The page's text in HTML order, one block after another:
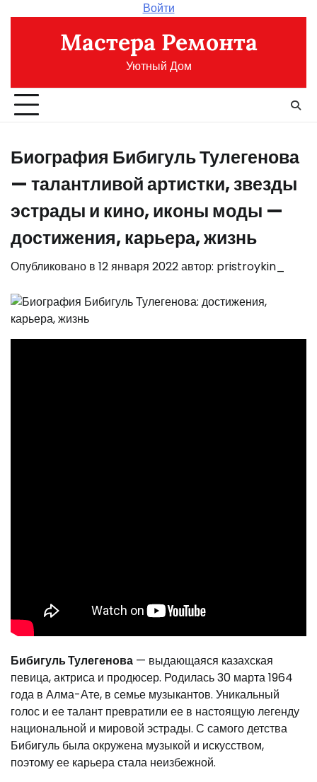
содержимому
Войти
Мастера Ремонта
Уютный Дом
Биография Бибигуль Тулегенова
— талантливой артистки, звезды
эстрады и кино, иконы моды —
достижения, карьера, жизнь
Опубликовано в 12 января 2022автор: pristroykin_
Бибигуль Тулегенова — выдающаяся казахская
певица, актриса и продюсер. Родилась 30 марта 1964
года в Алма-Ате, в семье музыкантов. Уникальный
голос и ее талант превратили ее в настоящую легенду
национальной и мировой эстрады. С самого детства
Бибигуль была окружена музыкой и искусством,
поэтому ее карьера стала неизбежной.